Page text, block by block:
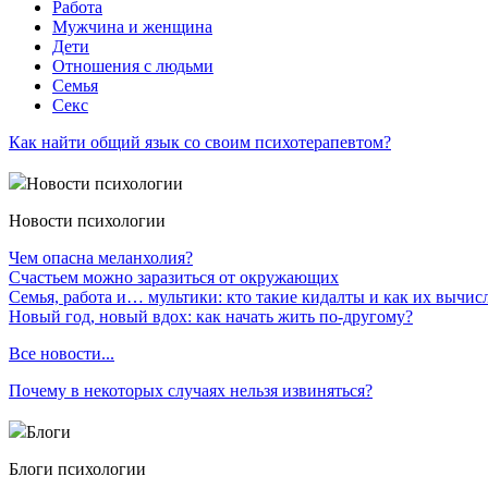
Работа
Мужчина и женщина
Дети
Отношения с людьми
Семья
Секс
Как найти общий язык со своим психотерапевтом?
Новости психологии
Новости психологии
Чем опасна меланхолия?
Счастьем можно заразиться от окружающих
Семья, работа и… мультики: кто такие кидалты и как их
Новый год, новый вдох: как начать жить по-другому?
Все новости...
Почему в некоторых случаях нельзя извиняться?
Блоги
Блоги психологии